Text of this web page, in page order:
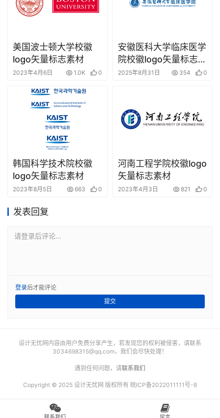
美国波士顿大学校徽
logo矢量标志素材
2023年4月6日 1.0K 0
安徽医科大学临床医学
院校徽logo矢量标志素
材
2025年8月31日 354 0
韩国科学技术院校徽
logo矢量标志素材
2023年8月5日 663 0
河南工程学院校徽logo
矢量标志素材
2023年4月3日 821 0
发表回复
请登录后评论...
登录后才能评论
提交
设计无忧网内容由用户免费分享产生，若发现您的权利被侵害，请联系
3034698315@qq.com，我们会尽快处理！
遇到任何问题，请联系我们
Copyright © 2025 设计无忧网 版权所有 皖ICP备2022011111号-8